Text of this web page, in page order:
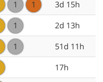
1 1
3d 15h
1
2d 13h
1
51d 11h
17h